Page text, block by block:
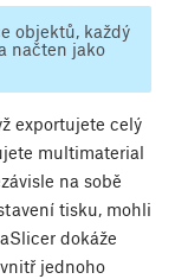
objektů, každý
načten jako
exportujete celý
multimaterial
na sobě
tisku, mohli
dokáže
jednoho